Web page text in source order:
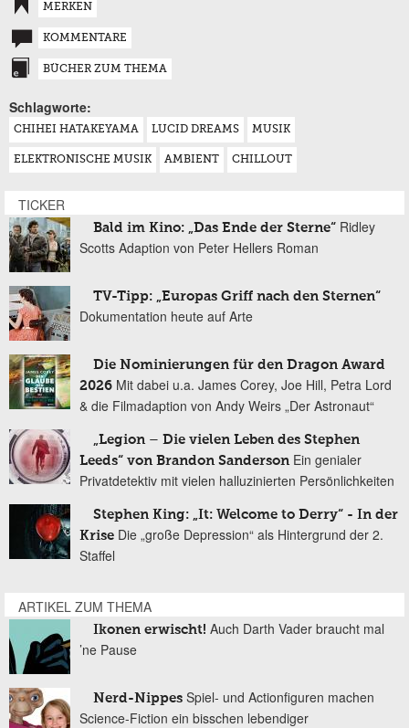
MERKEN
KOMMENTARE
BÜCHER ZUM THEMA
Schlagworte:
CHIHEI HATAKEYAMA LUCID DREAMS MUSIK
ELEKTRONISCHE MUSIK AMBIENT CHILLOUT
TICKER
Bald im Kino: „Das Ende der Sterne“ Ridley
Scotts Adaption von Peter Hellers Roman
TV-Tipp: „Europas Griff nach den Sternen“
Dokumentation heute auf Arte
Die Nominierungen für den Dragon Award
2026 Mit dabei u.a. James Corey, Joe Hill, Petra Lord
& die Filmadaption von Andy Weirs „Der Astronaut“
„Legion – Die vielen Leben des Stephen
Leeds“ von Brandon Sanderson Ein genialer
Privatdetektiv mit vielen halluzinierten Persönlichkeiten
Stephen King: „It: Welcome to Derry“ - In der
Krise Die „große Depression“ als Hintergrund der 2.
Staffel
ARTIKEL ZUM THEMA
Ikonen erwischt! Auch Darth Vader braucht mal
’ne Pause
Nerd-Nippes Spiel- und Actionfiguren machen
Science-Fiction ein bisschen lebendiger